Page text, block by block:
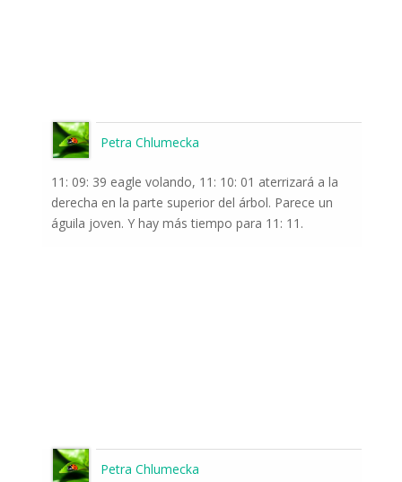
Petra Chlumecka
11: 09: 39 eagle volando, 11: 10: 01 aterrizará a la
derecha en la parte superior del árbol. Parece un
águila joven. Y hay más tiempo para 11: 11.
Petra Chlumecka